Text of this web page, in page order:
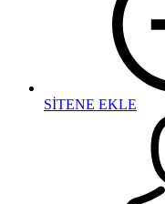
SİTENE EKLE